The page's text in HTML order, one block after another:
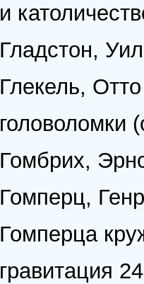
и
Гладстон,
Глекель,
Гомбрих,
Гомперц,
Гомперца
гравитация